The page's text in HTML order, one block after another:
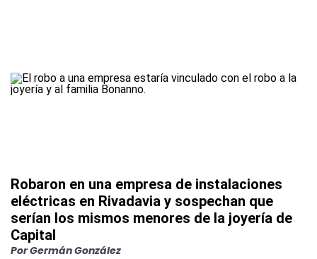
Robaron en una empresa de instalaciones
eléctricas en Rivadavia y sospechan que
serían los mismos menores de la joyería de
Capital
PorGermán González